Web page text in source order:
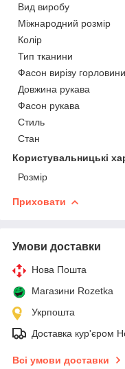
Вид виробу
Міжнародний розмір
Колір
Тип тканини
Фасон вирізу горловини
Довжина рукава
Фасон рукава
Стиль
Стан
Користувальницькі
Розмір
Приховати
Умови доставки
Нова Пошта
Магазини Rozetka
Укрпошта
Доставка кур'єром
Всі умови доставки